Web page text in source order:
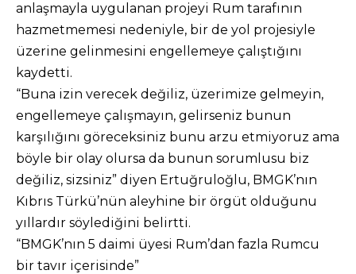
anlaşmayla uygulanan projeyi Rum tarafının
hazmetmemesi nedeniyle, bir de yol projesiyle
üzerine gelinmesini engellemeye çalıştığını
kaydetti.
“Buna izin verecek değiliz, üzerimize gelmeyin,
engellemeye çalışmayın, gelirseniz bunun
karşılığını göreceksiniz bunu arzu etmiyoruz ama
böyle bir olay olursa da bunun sorumlusu biz
değiliz, sizsiniz” diyen Ertuğruloğlu, BMGK’nın
Kıbrıs Türkü’nün aleyhine bir örgüt olduğunu
yıllardır söylediğini belirtti.
“BMGK’nın 5 daimi üyesi Rum’dan fazla Rumcu
bir tavır içerisinde”